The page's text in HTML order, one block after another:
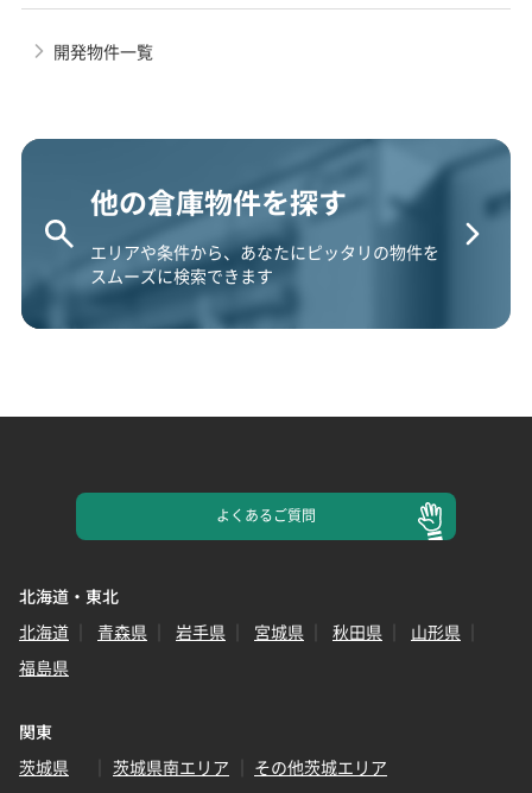
開発物件一覧
他の倉庫物件を探す
エリアや条件から、あなたにピッタリの物件を
スムーズに検索できます
よくあるご質問
北海道・東北
北海道
青森県 岩手県 宮城県 秋田県
山形県
福島県
関東
茨城県
茨城県南エリア
その他茨城エリア